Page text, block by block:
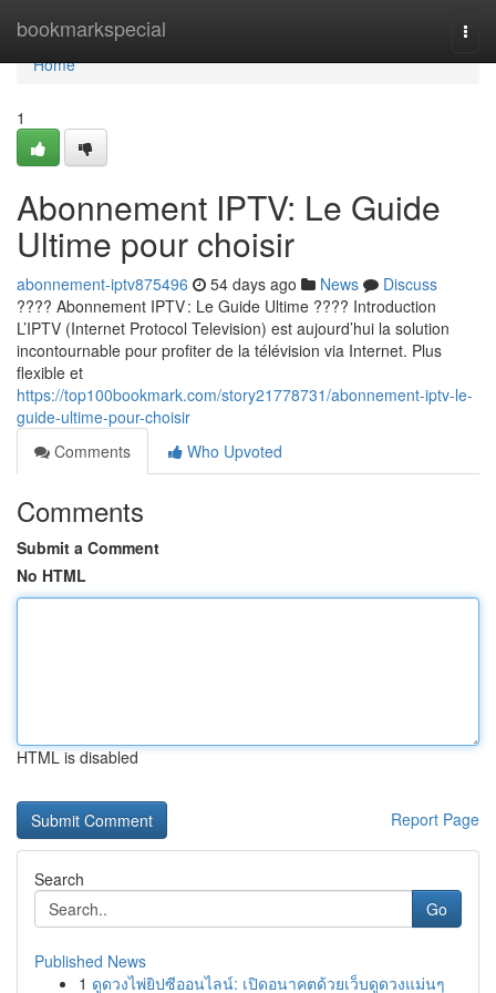
bookmarkspecial
Home
Home
1
Abonnement IPTV: Le Guide
Ultime pour choisir
abonnement-iptv875496 54 days ago News
Discuss
???? Abonnement IPTV : Le Guide Ultime ???? Introduction
L’IPTV (Internet Protocol Television) est aujourd’hui la solution
incontournable pour profiter de la télévision via Internet. Plus
flexible et
https://top100bookmark.com/story21778731/abonnement-iptv-le-
guide-ultime-pour-choisir
Comments
Who Upvoted
Comments
Submit a Comment
No HTML
HTML is disabled
Report Page
Search
Go
Published News
1 ดูดวงไพ่ยิปซีออนไลน์: เปิดอนาคตด้วยเว็บดูดวงแม่นๆ